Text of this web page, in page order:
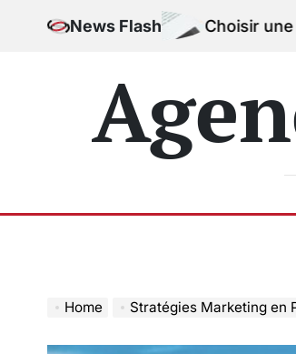
News FlashChoisir une
Home Stratégies Marketing en